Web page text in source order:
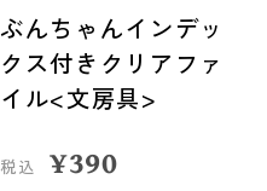
ぶんちゃんインデッ
クス付きクリアファ
イル<文房具>
税込 ¥390